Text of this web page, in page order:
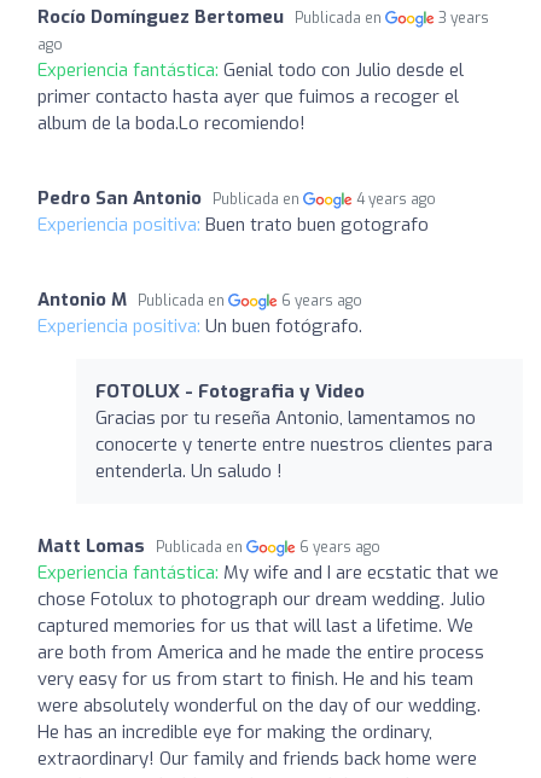
Rocío Domínguez Bertomeu Publicada en
3 years
ago
Experiencia fantástica: Genial todo con Julio desde el
primer contacto hasta ayer que fuimos a recoger el
album de la boda.Lo recomiendo!
Pedro San Antonio Publicada en 4 years ago
Experiencia positiva: Buen trato buen gotografo
Antonio M Publicada en 6 years ago
Experiencia positiva: Un buen fotógrafo.
FOTOLUX - Fotografia y Video
Gracias por tu reseña Antonio, lamentamos no
conocerte y tenerte entre nuestros clientes para
entenderla. Un saludo !
Matt Lomas Publicada en 6 years ago
Experiencia fantástica: My wife and I are ecstatic that we
chose Fotolux to photograph our dream wedding. Julio
captured memories for us that will last a lifetime. We
are both from America and he made the entire process
very easy for us from start to finish. He and his team
were absolutely wonderful on the day of our wedding.
He has an incredible eye for making the ordinary,
extraordinary! Our family and friends back home were